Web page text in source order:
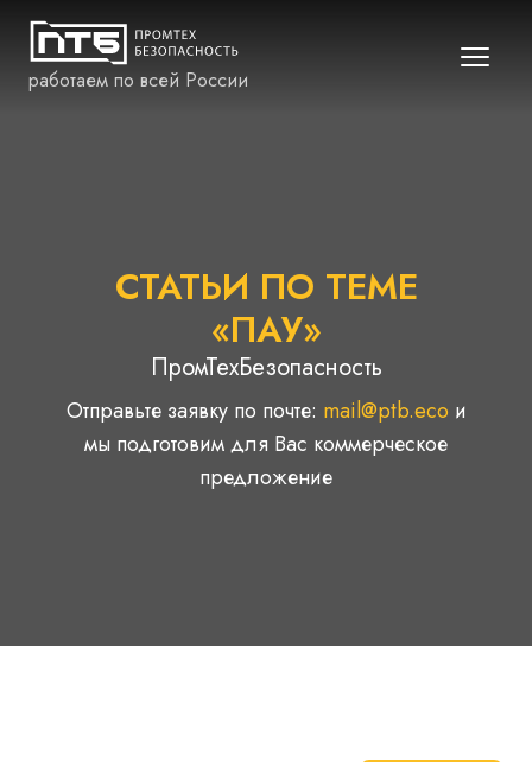
работаем по всей России
СТАТЬИ ПО ТЕМЕ
«ПАУ»
ПромТехБезопасность
Отправьте заявку по почте: mail@ptb.eco и
мы подготовим для Вас коммерческое
предложение